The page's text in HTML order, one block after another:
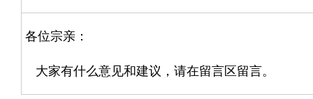
各位宗亲：
大家有什么意见和建议，请在留言区留言。